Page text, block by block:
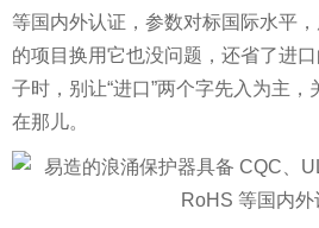
等国内外认证，参数对标国际水平
的项目换用它也没问题，还省了进
子时，别让“进口”两个字先入为主
在那儿。